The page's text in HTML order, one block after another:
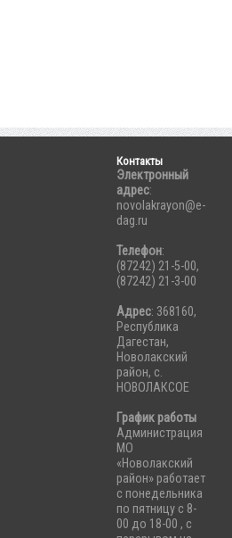
Контакты
Электронный
адрес:
novolakrayon@e-
dag.ru
Телефон:
(87242) 21-5-00,
(87242) 21-3-00
Адрес: 368160,
Республика
Дагестан,
Новолакский
район, с.
НОВОЛАКСОЕ
График работы
Администрация
МО
«Новолакский
район» работает
с понедельника
по пятницу с 8-
00 до 18-00 , с